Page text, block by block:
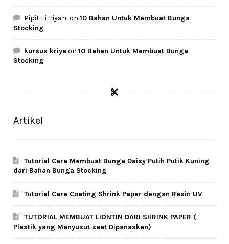
Pipit Fitriyani on10 Bahan Untuk Membuat Bunga
Stocking
kursus kriya on10 Bahan Untuk Membuat Bunga
Stocking
Artikel
Tutorial Cara Membuat Bunga Daisy Putih Putik Kuning
dari Bahan Bunga Stocking
Tutorial Cara Coating Shrink Paper dengan Resin UV
TUTORIAL MEMBUAT LIONTIN DARI SHRINK PAPER (
Plastik yang Menyusut saat Dipanaskan)